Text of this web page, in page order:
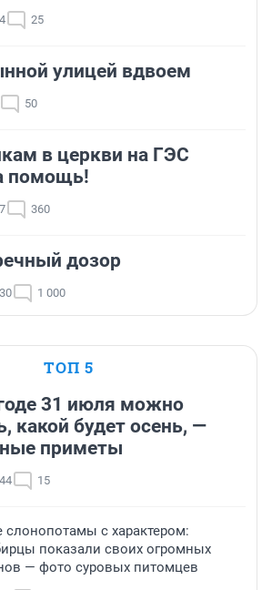
25
улицей вдвоем
50
в церкви на ГЭС
помощь!
360
дозор
1 000
ТОП 5
31 июля можно
какой будет осень, —
приметы
15
слонопотамы с характером:
показали своих огромных
— фото суровых питомцев